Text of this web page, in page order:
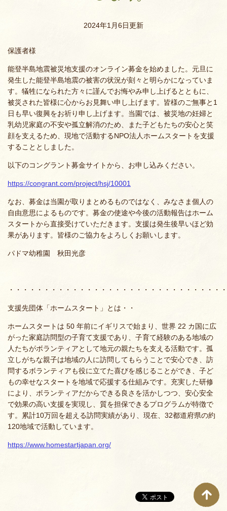
2024年1月6日更新
保護者様
能登半島地震被災地支援のオンライン募金を始めました。元旦に
発生した能登半島地震の被害の状況が刻々と明らかになっていま
す。犠牲になられた方々に謹んでお悔やみ申し上げるとともに、
被災された皆様に心からお見舞い申し上げます。皆様のご無事と1
日も早い復興をお祈り申し上げます。当園では、被災地の妊婦と
乳幼児家庭の不安や孤立解消のため、また子どもたちの安心と笑
顔を支えるため、現地で活動するNPO法人ホームスタートを支援
することとしました。
以下のコングラント募金サイトから、お申し込みください。
https://congrant.com/project/hsj/10001
なお、募金は当園が取りまとめるものではなく、みなさま個人の
自由意思によるものです。募金の使途や今後の活動報告はホーム
スタートから直接受けていただきます。支援は発生後早いほど効
果があります。皆様のご協力をよろしくお願いします。
パドマ幼稚園 秋田光彦
・・・・・・・・・・・・・・・・・・・・・・・・・・・・・・・
支援先団体「ホームスタート」とは・・
ホームスタートは 50 年前にイギリスで始まり、世界 22 カ国に広
がった家庭訪問型の子育て支援であり、子育て経験のある地域の
人たちがボランティアとして地元の親たちを支える活動です。孤
立しがちな親子は地域の人に訪問してもらうことで安心でき、訪
問するボランティアも役に立てた喜びを感じることができ、子ど
もの幸せなスタートを地域で応援する仕組みです。充実した研修
により、ボランティアだからできる良さを活かしつつ、安心安全
で効果の高い支援を実現し、質を担保できるプログラムが特徴で
す。累計10万回を超える訪問実績があり、現在、32都道府県の約
120地域で活動しています。
https://www.homestartjapan.org/